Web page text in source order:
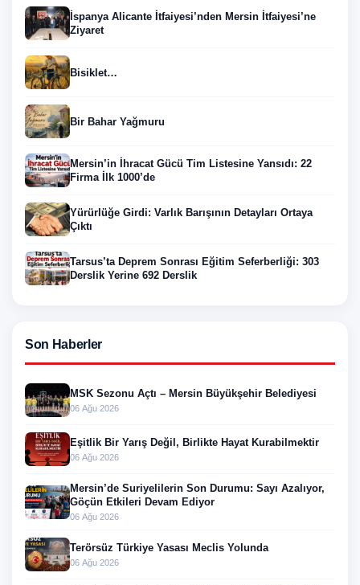
İspanya Alicante İtfaiyesi’nden Mersin İtfaiyesi’ne
Ziyaret
Bisiklet…
Bir Bahar Yağmuru
Mersin’in İhracat Gücü Tim Listesine Yansıdı: 22
Firma İlk 1000’de
Yürürlüğe Girdi: Varlık Barışının Detayları Ortaya
Çıktı
Tarsus’ta Deprem Sonrası Eğitim Seferberliği: 303
Derslik Yerine 692 Derslik
Son Haberler
MSK Sezonu Açtı – Mersin Büyükşehir Belediyesi
06 Ağu 2026
Eşitlik Bir Yarış Değil, Birlikte Hayat Kurabilmektir
06 Ağu 2026
Mersin’de Suriyelilerin Son Durumu: Sayı Azalıyor,
Göçün Etkileri Devam Ediyor
06 Ağu 2026
Terörsüz Türkiye Yasası Meclis Yolunda
06 Ağu 2026